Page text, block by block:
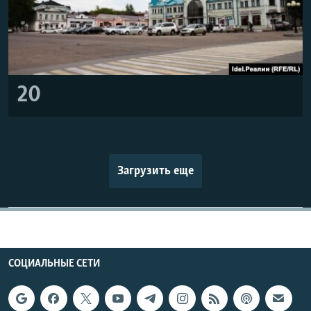
20
Загрузить еще
СОЦИАЛЬНЫЕ СЕТИ